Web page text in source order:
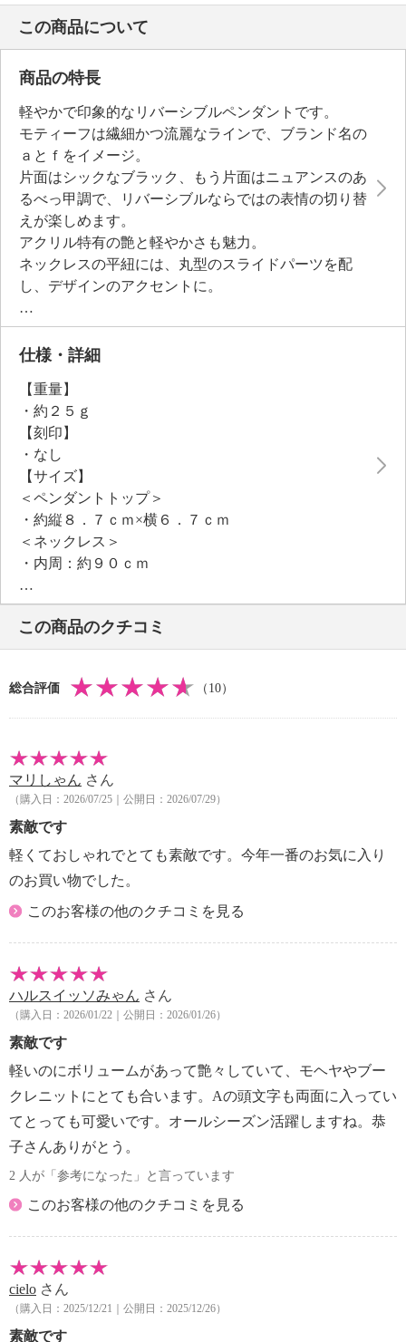
この商品について
商品の特長
軽やかで印象的なリバーシブルペンダントです。
モティーフは繊細かつ流麗なラインで、ブランド名の
ａとｆをイメージ。
片面はシックなブラック、もう片面はニュアンスのあ
るべっ甲調で、リバーシブルならではの表情の切り替
えが楽しめます。
アクリル特有の艶と軽やかさも魅力。
ネックレスの平紐には、丸型のスライドパーツを配
し、デザインのアクセントに。
スライドパーツにはオリジナルロゴを彫刻し、細部ま
でこだわりました。
長さ調節が自在で、タートルネックにもシャツにも合
カジュアルでいてエレガントな佇まいは、コーディネ
ートの主役にも、さりげないアクセントにもなりま
す。
仕様・詳細
【重量】
・約２５ｇ
【刻印】
・なし
【サイズ】
＜ペンダントトップ＞
・約縦８．７ｃｍ×横６．７ｃｍ
＜ネックレス＞
・内周：約９０ｃｍ
【使用素材】
・アクリル樹脂、合成繊維
【その他】
・個体差あり
・中国製
この商品のクチコミ
総合評価 （10）
マリしゃん さん
（購入日：2026/07/25｜公開日：2026/07/29）
素敵です
軽くておしゃれでとても素敵です。今年一番のお気に入り
のお買い物でした。
このお客様の他のクチコミを見る
ハルスイッソみゃん さん
（購入日：2026/01/22｜公開日：2026/01/26）
素敵です
軽いのにボリュームがあって艶々していて、モヘヤやブー
クレニットにとても合います。Aの頭文字も両面に入ってい
てとっても可愛いです。オールシーズン活躍しますね。恭
子さんありがとう。
2 人が「参考になった」と言っています
このお客様の他のクチコミを見る
cielo さん
（購入日：2025/12/21｜公開日：2025/12/26）
素敵です